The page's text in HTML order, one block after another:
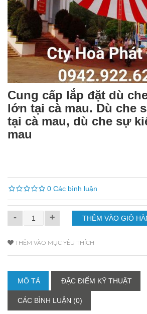
Cung cấp lắp đặt dù
lớn tại cà mau. Dù che
tại cà mau, dù che sự
mau
0 Các bình luận
- +
THÊM VÀO MỤC YÊU THÍCH
MÔ TẢ ĐẶC ĐIỂM KỸ THUẬT
CÁC BÌNH LUẬN (0)